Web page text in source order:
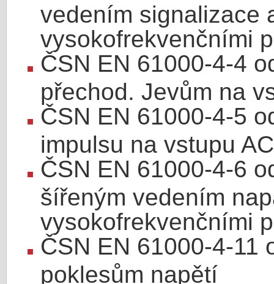
vedením signalizace
vysokofrekvenčními
ČSN EN 61000-4-4
přechod. Jevům na
ČSN EN 61000-4-5
impulsu na vstupu
ČSN EN 61000-4-6
šířeným vedením
vysokofrekvenčními
ČSN EN 61000-4-11
poklesům napětí